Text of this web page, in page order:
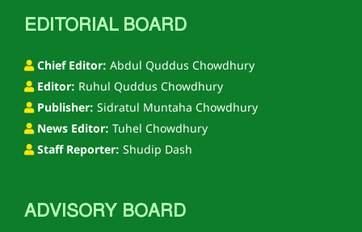
EDITORIAL BOARD
Chief Editor: Abdul Quddus Chowdhury
Editor: Ruhul Quddus Chowdhury
Publisher: Sidratul Muntaha Chowdhury
News Editor: Tuhel Chowdhury
Staff Reporter: Shudip Dash
ADVISORY BOARD